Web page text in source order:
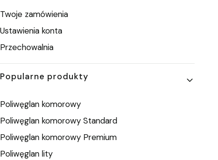
Twoje zamówienia
Ustawienia konta
Przechowalnia
Popularne produkty
Poliwęglan komorowy
Poliwęglan komorowy Standard
Poliwęglan komorowy Premium
Poliwęglan lity